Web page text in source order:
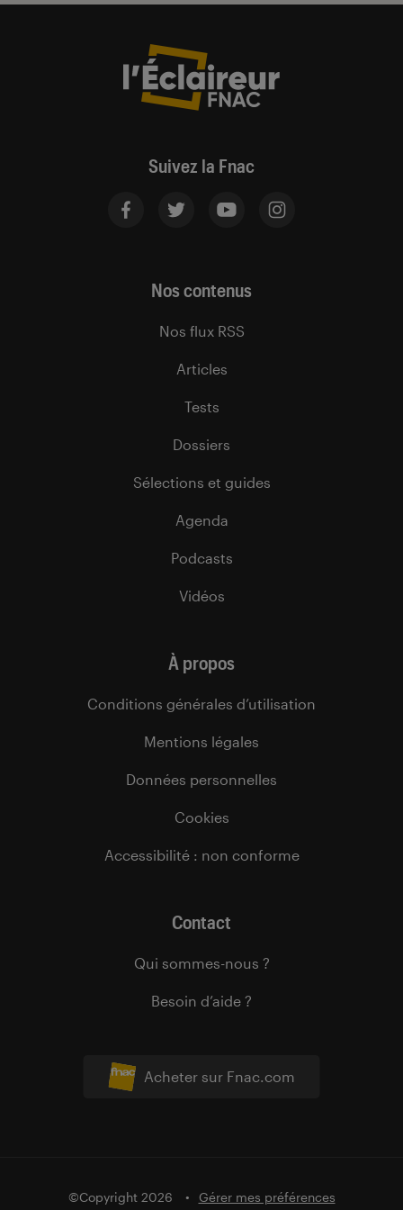
Suivez la Fnac
Acheter sur Fnac.com
Nos contenus
Nos flux RSS
Articles
Tests
Dossiers
Sélections et guides
Agenda
Podcasts
Vidéos
À propos
Conditions générales d’utilisation
Mentions légales
Données personnelles
Cookies
Accessibilité : non conforme
Contact
Qui sommes-nous ?
Besoin d’aide ?
©Copyright 2026 Gérer mes préférences